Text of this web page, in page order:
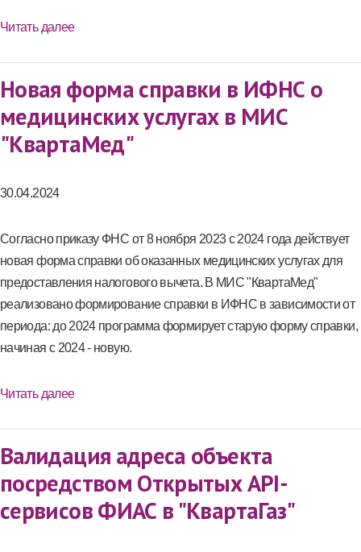
Читать далее
Новая форма справки в ИФНС о
медицинских услугах в МИС
"КвартаМед"
30.04.2024
Согласно приказу ФНС от 8 ноября 2023 с 2024 года действует
новая форма справки об оказанных медицинских услугах для
предоставления налогового вычета. В МИС "КвартаМед"
реализовано формирование справки в ИФНС в зависимости от
периода: до 2024 программа формирует старую форму справки,
начиная с 2024 - новую.
Читать далее
Валидация адреса объекта
посредством Открытых API-
сервисов ФИАС в "КвартаГаз"